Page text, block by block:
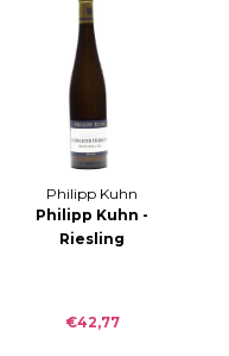
Philipp Kuhn
Philipp Kuhn -
Riesling
€42,77